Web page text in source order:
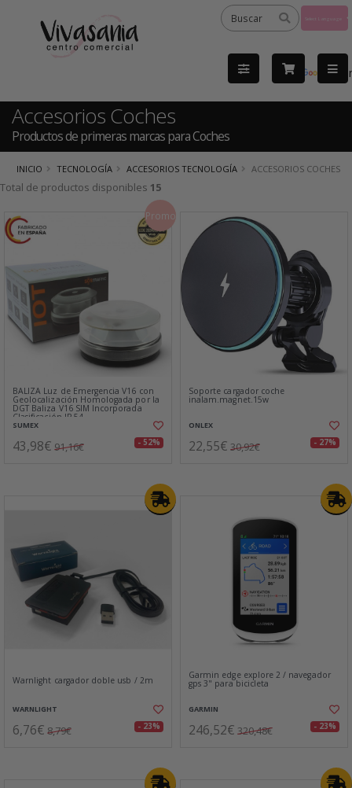
by
Accesorios Coches
Productos de primeras marcas para Coches
INICIO TECNOLOGÍA ACCESORIOS TECNOLOGÍA ACCESORIOS COCHES
Total de productos disponibles 15
Promo
BALIZA Luz de Emergencia V16 con
Geolocalización Homologada por la
DGT Baliza V16 SIM Incorporada
Clasificación IP-54
SUMEX
43,98€ 91,16€ - 52%
Soporte cargador coche
inalam.magnet.15w
ONLEX
22,55€ 30,92€ - 27%
Warnlight cargador doble usb / 2m
WARNLIGHT
6,76€ 8,79€ - 23%
Garmin edge explore 2 / navegador
gps 3" para bicicleta
GARMIN
246,52€ 320,48€ - 23%